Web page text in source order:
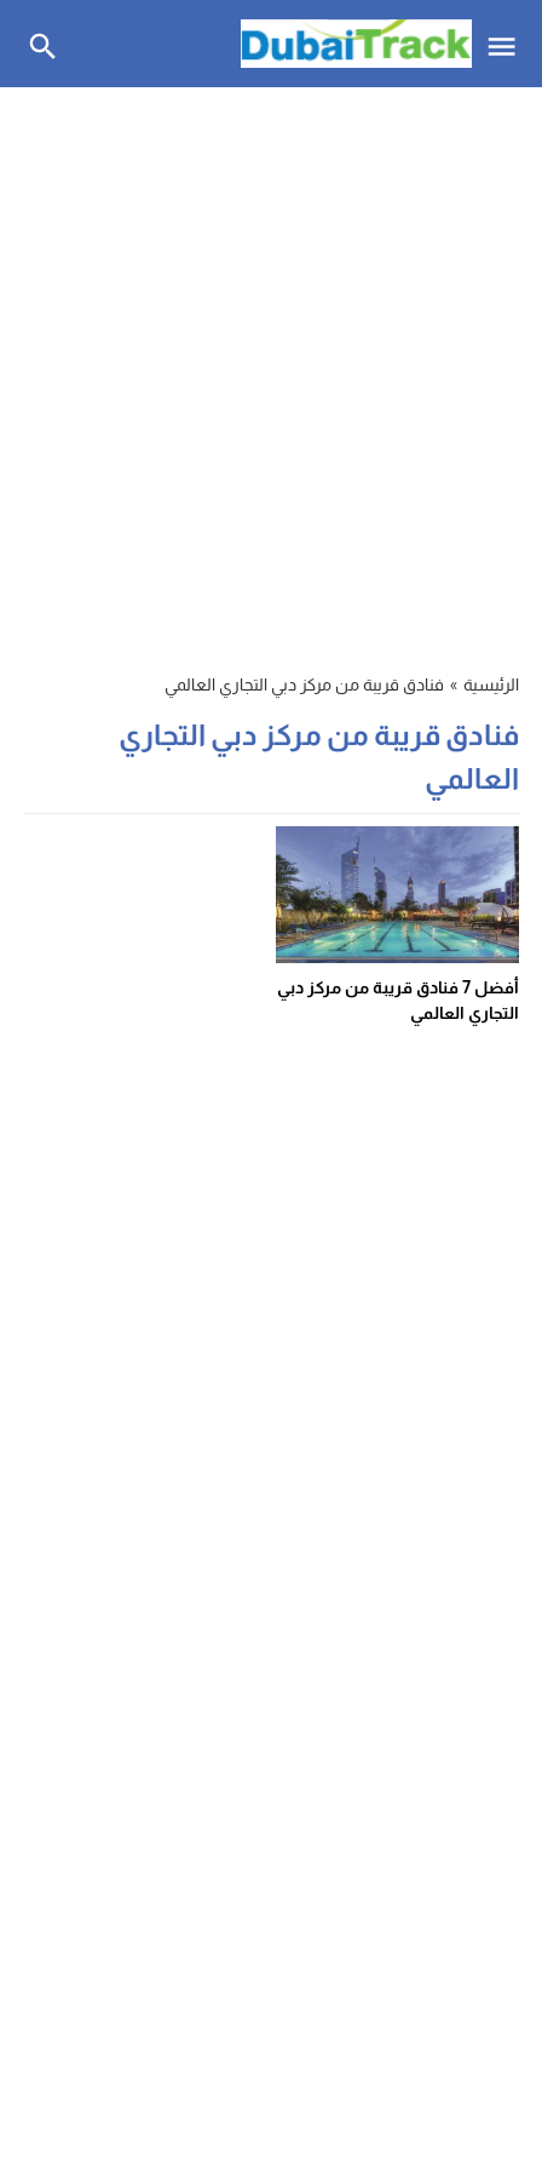
الرئيسية » فنادق قريبة من مركز دبي التجاري العالمي
فنادق قريبة من مركز دبي التجاري
العالمي
أفضل 7 فنادق قريبة من مركز دبي
التجاري العالمي